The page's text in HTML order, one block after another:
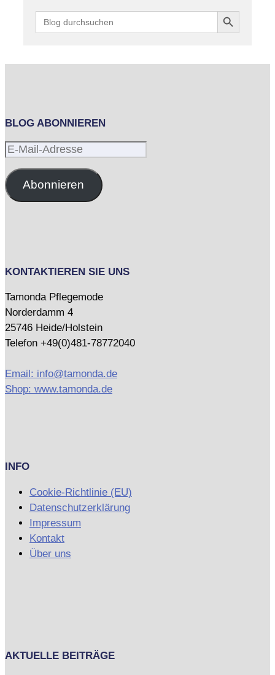
Search
for:
Search Button
BLOG ABONNIEREN
E-
AdresseAbonnieren
KONTAKTIEREN SIE UNS
Tamonda Pflegemode
Norderdamm 4
25746 Heide/Holstein
Telefon +49(0)481-78772040
Email: info@tamonda.de
Shop: www.tamonda.de
INFO
Cookie-Richtlinie (EU)
Datenschutzerklärung
Impressum
Kontakt
Über uns
AKTUELLE BEITRÄGE